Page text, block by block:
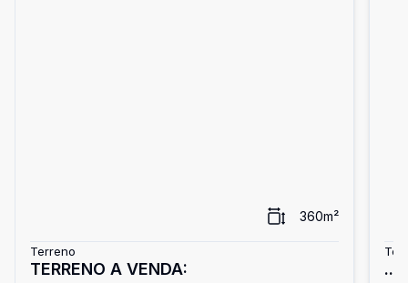
360m²
Terreno
TERRENO A VENDA: ...